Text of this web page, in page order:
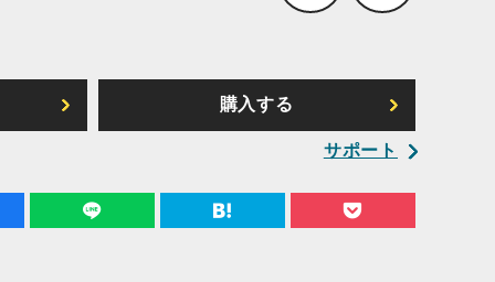
購入する
サポート